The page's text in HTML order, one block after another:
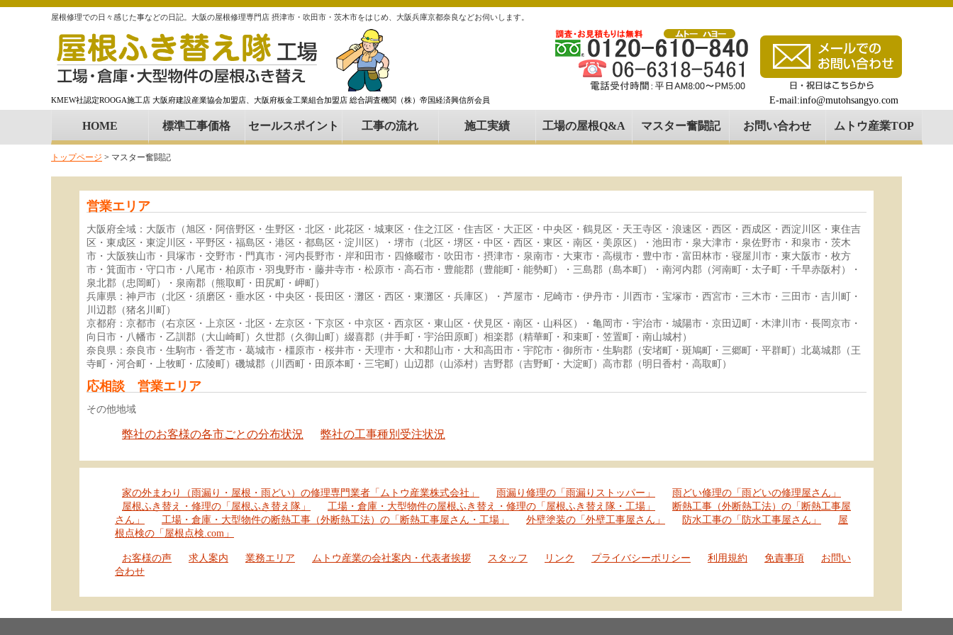
屋根修理での日々感じた事などの日記。大阪の屋根修理専門店 摂津市・吹田市・茨木市をはじめ、大阪兵庫京都奈良などお伺いします。
KMEW社認定ROOGA施工店 大阪府建設産業協会加盟店、大阪府板金工業組合加盟店 総合調査機関（株）帝国経済興信所会員 E-mail:info@mutohsangyo.com
HOME 標準工事価格 セールスポイント 工事の流れ 施工実績 工場の屋根Q&A マスター奮闘記 お問い合わせ ムトウ産業TOP
トップページ > マスター奮闘記
営業エリア
大阪府全域：大阪市（旭区・阿倍野区・生野区・北区・此花区・城東区・住之江区・住吉区・大正区・中央区・鶴見区・天王寺区・浪速区・西区・西成区・西淀川区・東住吉
区・東成区・東淀川区・平野区・福島区・港区・都島区・淀川区）・堺市（北区・堺区・中区・西区・東区・南区・美原区）・池田市・泉大津市・泉佐野市・和泉市・茨木
市・大阪狭山市・貝塚市・交野市・門真市・河内長野市・岸和田市・四條畷市・吹田市・摂津市・泉南市・大東市・高槻市・豊中市・富田林市・寝屋川市・東大阪市・枚方
市・箕面市・守口市・八尾市・柏原市・羽曳野市・藤井寺市・松原市・高石市・豊能郡（豊能町・能勢町）・三島郡（島本町）・南河内郡（河南町・太子町・千早赤阪村）・
泉北郡（忠岡町）・泉南郡（熊取町・田尻町・岬町）
兵庫県：神戸市（北区・須磨区・垂水区・中央区・長田区・灘区・西区・東灘区・兵庫区）・芦屋市・尼崎市・伊丹市・川西市・宝塚市・西宮市・三木市・三田市・吉川町・
川辺郡（猪名川町）
京都府：京都市（右京区・上京区・北区・左京区・下京区・中京区・西京区・東山区・伏見区・南区・山科区）・亀岡市・宇治市・城陽市・京田辺町・木津川市・長岡京市・
向日市・八幡市・乙訓郡（大山崎町）久世郡（久御山町）綴喜郡（井手町・宇治田原町）相楽郡（精華町・和束町・笠置町・南山城村）
奈良県：奈良市・生駒市・香芝市・葛城市・橿原市・桜井市・天理市・大和郡山市・大和高田市・宇陀市・御所市・生駒郡（安堵町・斑鳩町・三郷町・平群町）北葛城郡（王
寺町・河合町・上牧町・広陵町）磯城郡（川西町・田原本町・三宅町）山辺郡（山添村）吉野郡（吉野町・大淀町）高市郡（明日香村・高取町）
応相談 営業エリア
その他地域
弊社のお客様の各市ごとの分布状況 弊社の工事種別受注状況
家の外まわり（雨漏り・屋根・雨どい）の修理専門業者「ムトウ産業株式会社」 雨漏り修理の「雨漏りストッパー」
雨どい修理の「雨どいの修理屋さん」
屋根ふき替え・修理の「屋根ふき替え隊」
工場・倉庫・大型物件の屋根ふき替え・修理の「屋根ふき替え隊・工場」
断熱工事（外断熱工法）の「断熱工事屋
さん」
工場・倉庫・大型物件の断熱工事（外断熱工法）の「断熱工事屋さん・工場」 外壁塗装の「外壁工事屋さん」 防水工事の「防水工事屋さん」
屋
根点検の「屋根点検.com」
お客様の声 求人案内 業務エリア ムトウ産業の会社案内・代表者挨拶 スタッフ リンク プライバシーポリシー 利用規約 免責事項
お問い
合わせ